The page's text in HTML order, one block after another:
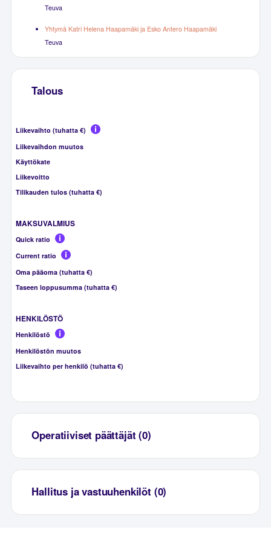
Teuva
Yhtymä Katri Helena Haapamäki ja Esko Antero Haapamäki
Teuva
Talous
Liikevaihto (tuhatta €)
Liikevaihdon muutos
Käyttökate
Liikevoitto
Tilikauden tulos (tuhatta €)
MAKSUVALMIUS
Quick ratio
Current ratio
Oma pääoma (tuhatta €)
Taseen loppusumma (tuhatta €)
HENKILÖSTÖ
Henkilöstö
Henkilöstön muutos
Liikevaihto per henkilö (tuhatta €)
Operatiiviset päättäjät (0)
Hallitus ja vastuuhenkilöt (0)